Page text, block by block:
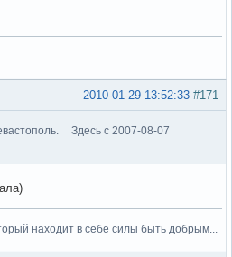
#171
2010-01-29 13:52:33
Здесь с 2007-08-07
находит в себе силы быть добрым...